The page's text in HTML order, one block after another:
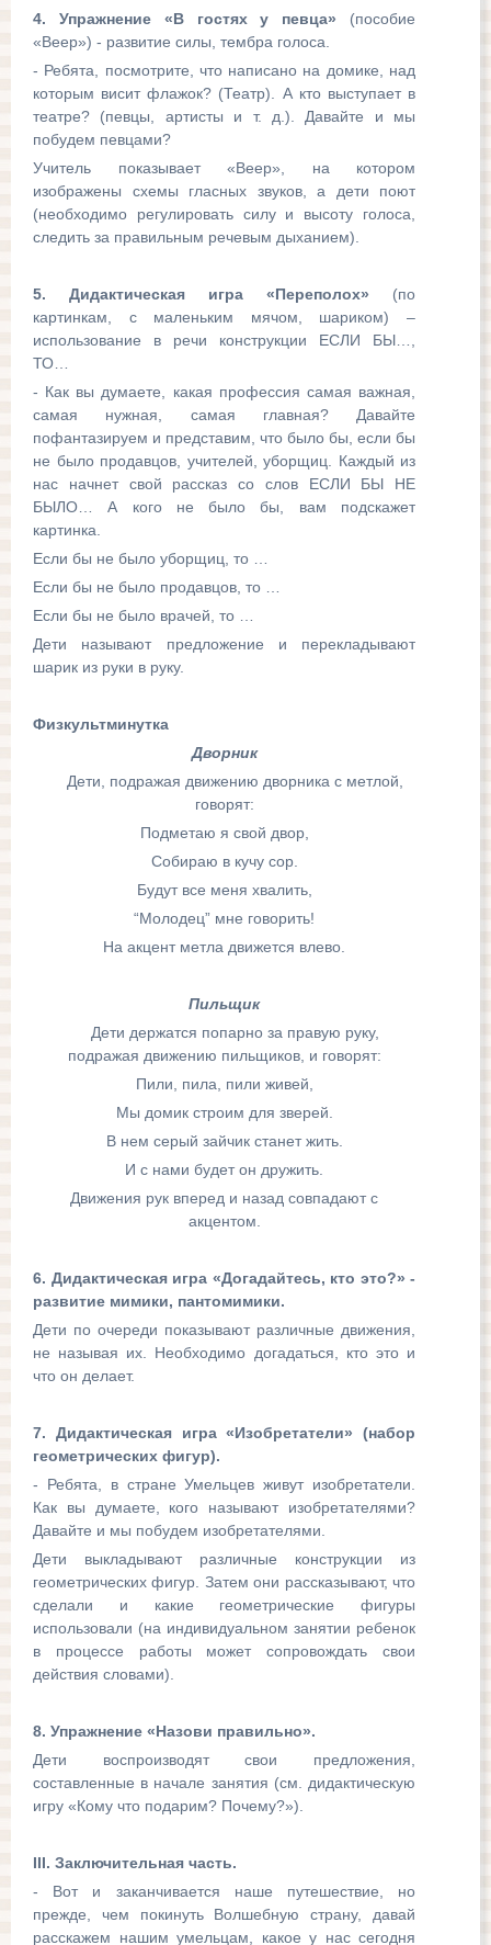
4. Упражнение «В гостях у певца» (пособие
«Веер») - развитие силы, тембра голоса.
- Ребята, посмотрите, что написано на домике, над
которым висит флажок? (Театр). А кто выступает в
театре? (певцы, артисты и т. д.). Давайте и мы
побудем певцами?
Учитель показывает «Веер», на котором
изображены схемы гласных звуков, а дети поют
(необходимо регулировать силу и высоту голоса,
следить за правильным речевым дыханием).
5. Дидактическая игра «Переполох» (по
картинкам, с маленьким мячом, шариком) –
использование в речи конструкции ЕСЛИ БЫ…,
ТО…
- Как вы думаете, какая профессия самая важная,
самая нужная, самая главная? Давайте
пофантазируем и представим, что было бы, если бы
не было продавцов, учителей, уборщиц. Каждый из
нас начнет свой рассказ со слов ЕСЛИ БЫ НЕ
БЫЛО… А кого не было бы, вам подскажет
картинка.
Если бы не было уборщиц, то …
Если бы не было продавцов, то …
Если бы не было врачей, то …
Дети называют предложение и перекладывают
шарик из руки в руку.
Физкультминутка
Дворник
Дети, подражая движению дворника с метлой,
говорят:
Подметаю я свой двор,
Собираю в кучу сор.
Будут все меня хвалить,
“Молодец” мне говорить!
На акцент метла движется влево.
Пильщик
Дети держатся попарно за правую руку,
подражая движению пильщиков, и говорят:
Пили, пила, пили живей,
Мы домик строим для зверей.
В нем серый зайчик станет жить.
И с нами будет он дружить.
Движения рук вперед и назад совпадают с
акцентом.
6. Дидактическая игра «Догадайтесь, кто это?» -
развитие мимики, пантомимики.
Дети по очереди показывают различные движения,
не называя их. Необходимо догадаться, кто это и
что он делает.
7. Дидактическая игра «Изобретатели» (набор
геометрических фигур).
- Ребята, в стране Умельцев живут изобретатели.
Как вы думаете, кого называют изобретателями?
Давайте и мы побудем изобретателями.
Дети выкладывают различные конструкции из
геометрических фигур. Затем они рассказывают, что
сделали и какие геометрические фигуры
использовали (на индивидуальном занятии ребенок
в процессе работы может сопровождать свои
действия словами).
8. Упражнение «Назови правильно».
Дети воспроизводят свои предложения,
составленные в начале занятия (см. дидактическую
игру «Кому что подарим? Почему?»).
III. Заключительная часть.
- Вот и заканчивается наше путешествие, но
прежде, чем покинуть Волшебную страну, давай
расскажем нашим умельцам, какое у нас сегодня